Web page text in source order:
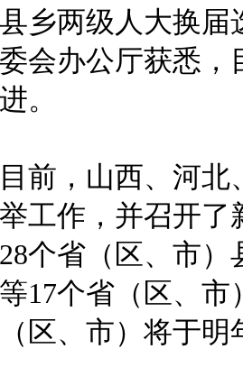
乡两级人大换
会办公厅获悉
。
，山西、河北
工作，并召开
个省（区、市
17个省（区、
区、市）将于明